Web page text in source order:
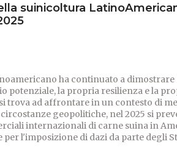
suinicoltura
ha continuato a
potenziale, la propria resilienza e la
trova ad affrontare in un contesto di
geopolitiche, nel 2025 si
internazionali di carne suina in
per l'imposizione di dazi da parte degli